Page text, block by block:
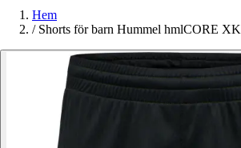
Hem
/ Shorts för barn Hummel hmlCORE XK